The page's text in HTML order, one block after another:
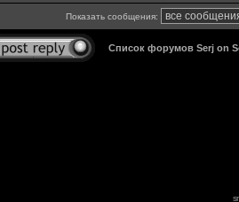
Показать сообщения:
Список форумов Serj on